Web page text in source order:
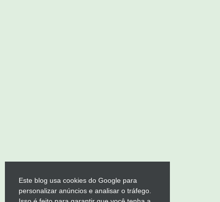
Este blog usa cookies do Google para
personalizar anúncios e analisar o tráfego.